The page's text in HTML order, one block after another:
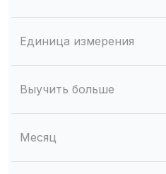
Единица измерения
Выучить больше
Месяц